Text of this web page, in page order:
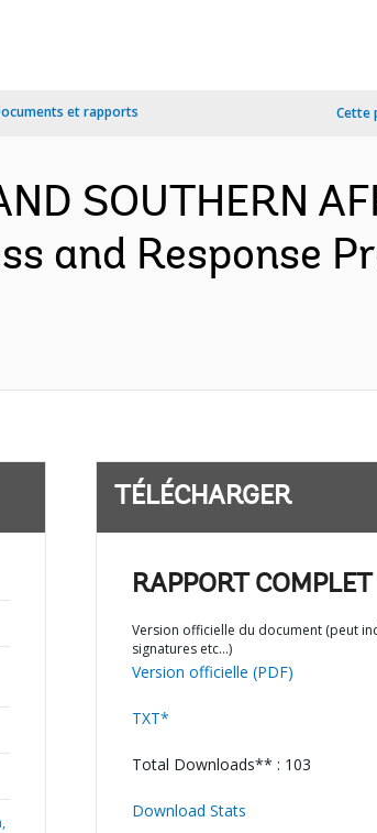
et rapports Cette
SOUTHERN
and Response
TÉLÉCHARGER
RAPPORT COMPLET
Version officielle du document (peut
signatures etc…)
Version officielle (PDF)
TXT*
Total Downloads** : 103
Download Stats